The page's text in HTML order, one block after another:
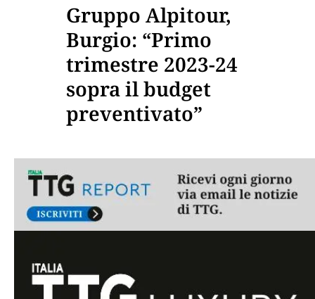
Gruppo Alpitour,
Burgio: “Primo
trimestre 2023-24
sopra il budget
preventivato”